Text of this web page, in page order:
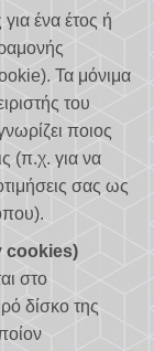
ένα έτος ή
Τα μόνιμα
του
ποιος
(π.χ. για να
σας ως
cookies)
στο
δίσκο της